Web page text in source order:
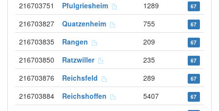
216703751 Pfulgriesheim 1289 67
216703827 Quatzenheim 755 67
216703835 Rangen 209 67
216703850 Ratzwiller 235 67
216703876 Reichsfeld 289 67
216703884 Reichshoffen 5407 67